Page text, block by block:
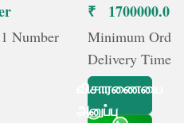
Number
₹ 1700000.0
Minimum
Delivery Time :
விசாரணையை
அனுப்பு